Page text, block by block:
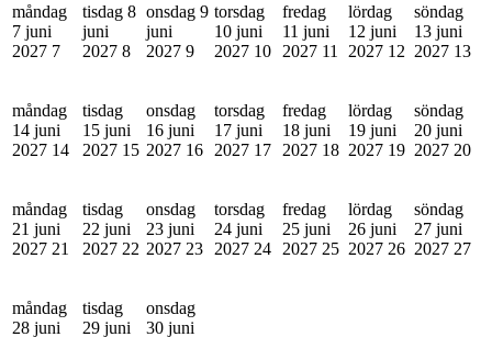
måndag
7 juni
2027 7
tisdag 8
juni
2027 8
onsdag 9
juni
2027 9
torsdag
10 juni
2027 10
fredag
11 juni
2027 11
lördag
12 juni
2027 12
söndag
13 juni
2027 13
måndag
14 juni
2027 14
tisdag
15 juni
2027 15
onsdag
16 juni
2027 16
torsdag
17 juni
2027 17
fredag
18 juni
2027 18
lördag
19 juni
2027 19
söndag
20 juni
2027 20
måndag
21 juni
2027 21
tisdag
22 juni
2027 22
onsdag
23 juni
2027 23
torsdag
24 juni
2027 24
fredag
25 juni
2027 25
lördag
26 juni
2027 26
söndag
27 juni
2027 27
måndag
28 juni
tisdag
29 juni
onsdag
30 juni